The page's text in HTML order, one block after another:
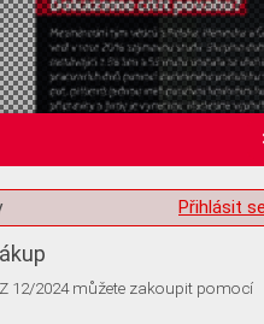
informací Přihlásit
12/2024 můžete zakoupit pomocí